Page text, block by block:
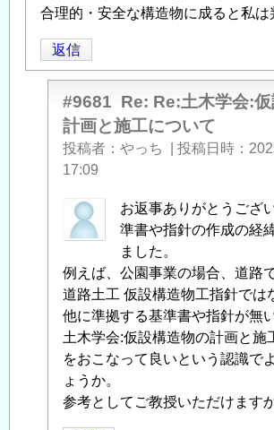
合理的・安全な構造物に成ると私は
返信
#9681 Re: Re:土木学会:
計画と施工について
投稿者 やっち 投稿日時
17:09
中
筋
之
に
よ
る
「Re:
土
木
お返事ありがとうござ
準書や指針の作成の経
ました。
例えば、公園事業の場合、道路
道路土工 仮設構造物工指針では
他に準拠する基準書や指針が無
土木学会:仮設構造物の計画と施
をおこなって良いという認識で
ょうか。
参考としてご教授いただけますか